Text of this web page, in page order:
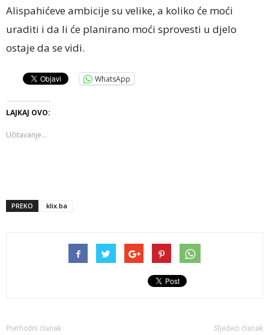
Alispahićeve ambicije su velike, a koliko će moći
uraditi i da li će planirano moći sprovesti u djelo
ostaje da se vidi.
WhatsApp
LAJKAJ OVO:
Učitavanje...
PREKO klix.ba
Prethodni članak Sljedeći članak